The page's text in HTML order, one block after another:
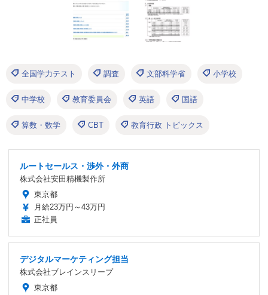
全国学力テスト 調査 文部科学省 小学校
中学校 教育委員会 英語 国語
算数・数学 CBT 教育行政 トピックス
ルートセールス・渉外・外商
株式会社安田精機製作所
東京都
月給23万円～43万円
正社員
デジタルマーケティング担当
株式会社ブレインスリープ
東京都